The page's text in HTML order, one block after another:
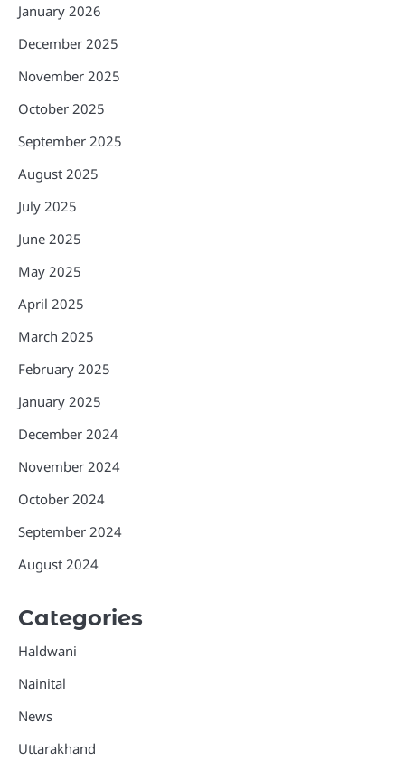
January 2026
December 2025
November 2025
October 2025
September 2025
August 2025
July 2025
June 2025
May 2025
April 2025
March 2025
February 2025
January 2025
December 2024
November 2024
October 2024
September 2024
August 2024
Categories
Haldwani
Nainital
News
Uttarakhand